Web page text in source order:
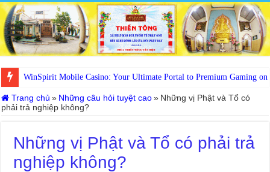
WinSpirit Mobile Casino: Your Ultimate Portal to Premium Gaming on
Trang chủ » Những câu hỏi tuyệt cao » Những vị Phật và Tổ có
phải trả nghiệp không?
Những vị Phật và Tổ có phải trả
nghiệp không?